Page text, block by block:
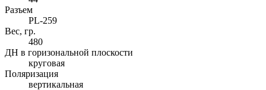
Разъем
PL-259
Вес, гр.
480
ДН в горизональной плоскости
круговая
Поляризация
вертикальная